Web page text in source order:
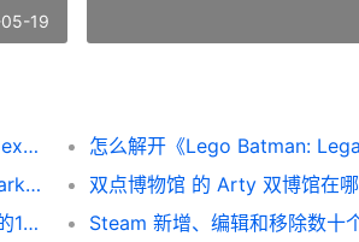
19
Wolves完成教练组调整，签下Nova战队的alexRr lolwe教练
怎么收集《Lego Batman: Legacy of the Dark Knight》中全部潜入任务的收集品 lego land在哪里
双点博物馆 的 Arty 双博馆在哪
史上最伟大的10部奇幻动画剧集 史上最伟大的10名退役巨星